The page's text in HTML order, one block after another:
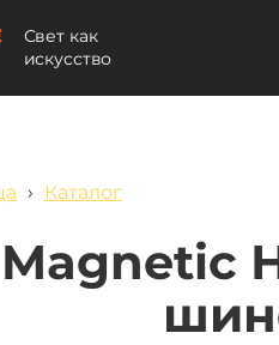
Свет как
искусство
› Каталог